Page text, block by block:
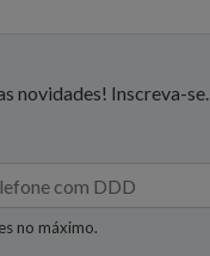
novidades! Inscreva-se.
no máximo.